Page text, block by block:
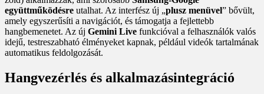
együttműködésre utalhat. Az interfész új „plusz menüvel” bővült,
amely egyszerűsíti a navigációt, és támogatja a fejlettebb
hangbemenetet. Az új Gemini Live funkcióval a felhasználók valós
idejű, testreszabható élményeket kapnak, például videók tartalmának
automatikus feldolgozását.
Hangvezérlés és alkalmazásintegráció